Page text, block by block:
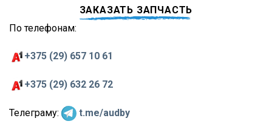
ЗАКАЗАТЬ ЗАПЧАСТЬ
По телефонам:
+375 (29) 657 10 61
+375 (29) 632 26 72
Телеграму: t.me/audby